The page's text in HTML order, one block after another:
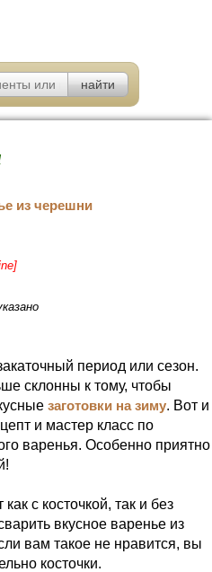
период или сезон.
склонны к тому, чтобы
заготовки на зиму. Вот и
и мастер класс по
варенья. Особенно приятно
с косточкой, так и без
вкусное варенье из
вам такое не нравится, вы
косточки.